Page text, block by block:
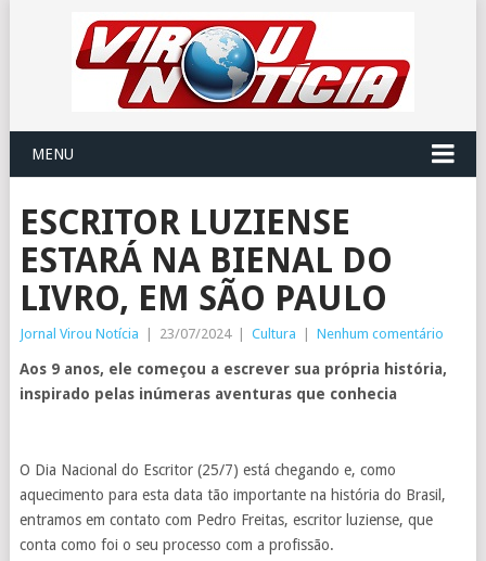
MENU
ESCRITOR LUZIENSE
ESTARÁ NA BIENAL DO
LIVRO, EM SÃO PAULO
Jornal Virou Notícia 23/07/2024 Cultura Nenhum comentário
Aos 9 anos, ele começou a escrever sua própria história,
inspirado pelas inúmeras aventuras que conhecia
O Dia Nacional do Escritor (25/7) está chegando e, como
aquecimento para esta data tão importante na história do Brasil,
entramos em contato com Pedro Freitas, escritor luziense, que
conta como foi o seu processo com a profissão.